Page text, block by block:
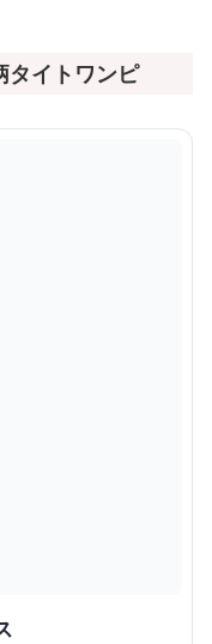
タイトワンピ